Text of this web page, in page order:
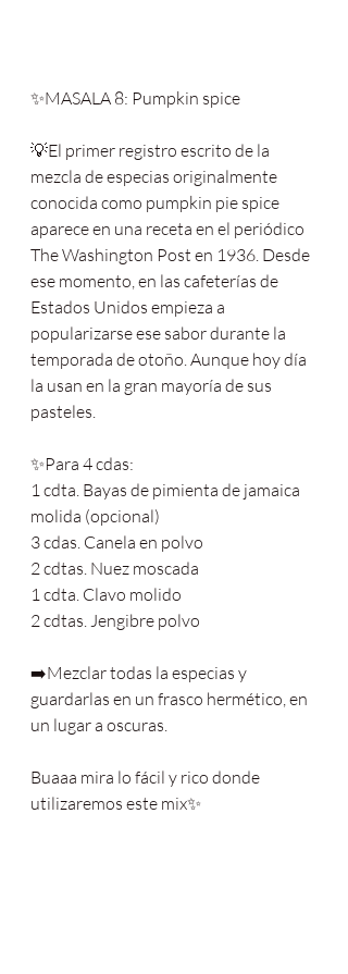
✨MASALA 8: Pumpkin spice
💡El primer registro escrito de la
mezcla de especias originalmente
conocida como pumpkin pie spice
aparece en una receta en el periódico
The Washington Post en 1936. Desde
ese momento, en las cafeterías de
Estados Unidos empieza a
popularizarse ese sabor durante la
temporada de otoño. Aunque hoy día
la usan en la gran mayoría de sus
pasteles.
✨Para 4 cdas:
1 cdta. Bayas de pimienta de jamaica
molida (opcional)
3 cdas. Canela en polvo
2 cdtas. Nuez moscada
1 cdta. Clavo molido
2 cdtas. Jengibre polvo
➡️Mezclar todas la especias y
guardarlas en un frasco hermético, en
un lugar a oscuras.
Buaaa mira lo fácil y rico donde
utilizaremos este mix✨